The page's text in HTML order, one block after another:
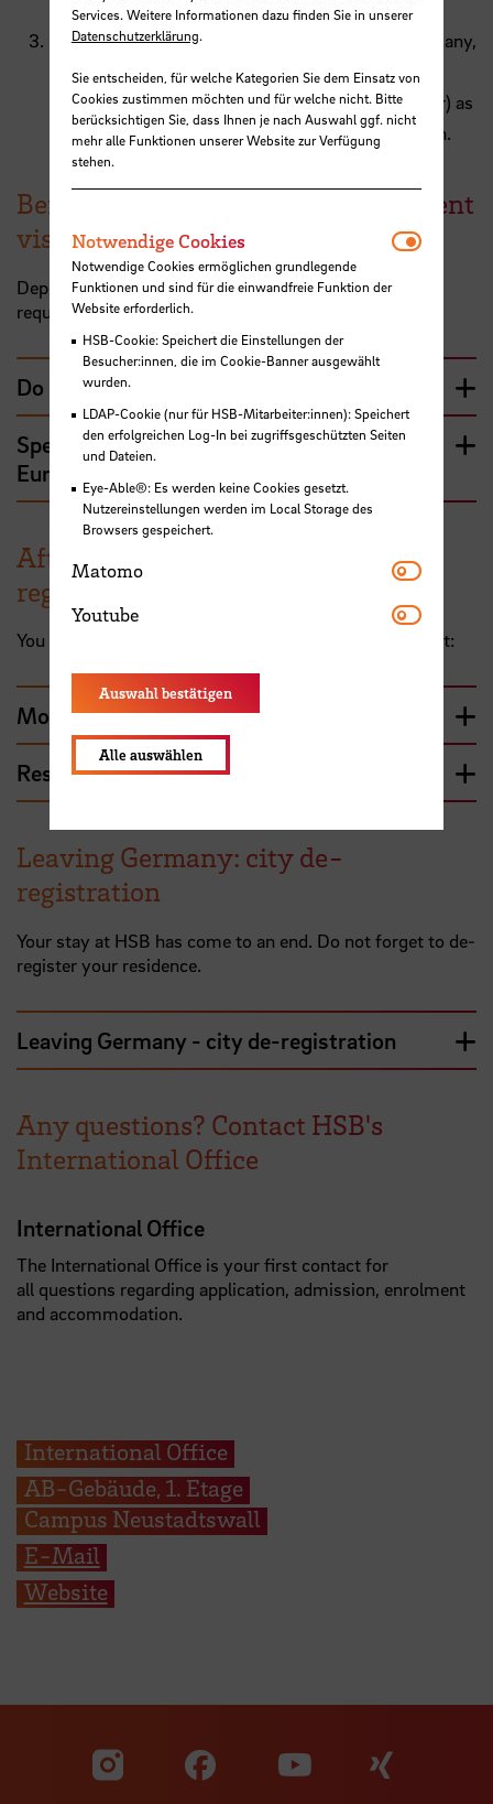
City registration(residents' registration): In Germany,
it is mandatory to register your address with the
local authorities (in Bremen; BürgerServiceCenter) as
soon as you move into your new accommodation.
Before travelling to Germany: student
visa for exchange students
Depending on where you come from, a visa may be
required to enter Germany.
Do I need a visa?
Special case: Erasmus students with non-
European nationality
After arriving in Germany: city
registration and residence permit
You have arrived in Bremen - here's what happens next:
Moving to Germany - city registration
Residence permit needed?
Leaving Germany: city de-
registration
Your stay at HSB has come to an end. Do not forget to de-
register your residence.
Leaving Germany - city de-registration
Any questions? Contact HSB's
International Office
International Office
The International Office is your first contact for
all questions regarding application, admission, enrolment
and accommodation.
International Office
AB-Gebäude, 1. Etage
Campus Neustadtswall
E-Mail
Website
Zu unserer Facebook
Zu
Services. Weitere Informationen dazu finden Sie in unserer
Datenschutzerklärung.
Sie entscheiden, für welche Kategorien Sie dem Einsatz von
Cookies zustimmen möchten und für welche nicht. Bitte
berücksichtigen Sie, dass Ihnen je nach Auswahl ggf. nicht
mehr alle Funktionen unserer Website zur Verfügung
stehen.
Notwendige Cookies
Notwendige Cookies ermöglichen grundlegende
Funktionen und sind für die einwandfreie Funktion der
Website erforderlich.
HSB-Cookie: Speichert die Einstellungen der
Besucher:innen, die im Cookie-Banner ausgewählt
wurden.
LDAP-Cookie (nur für HSB-Mitarbeiter:innen): Speichert
den erfolgreichen Log-In bei zugriffsgeschützten Seiten
und Dateien.
Eye-Able®: Es werden keine Cookies gesetzt.
Nutzereinstellungen werden im Local Storage des
Browsers gespeichert.
Matomo Matomo
Youtube Youtube
Auswahl bestätigen
Alle auswählen